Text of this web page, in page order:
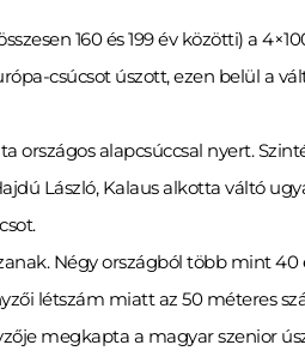
160 és 199 év közötti) a
csúcsot úszott, ezen belül a
országos alapcsúccsal nyert.
László, Kalaus alkotta váltó
Négy országból több mint 40
létszám miatt az 50 méteres
megkapta a magyar szenior